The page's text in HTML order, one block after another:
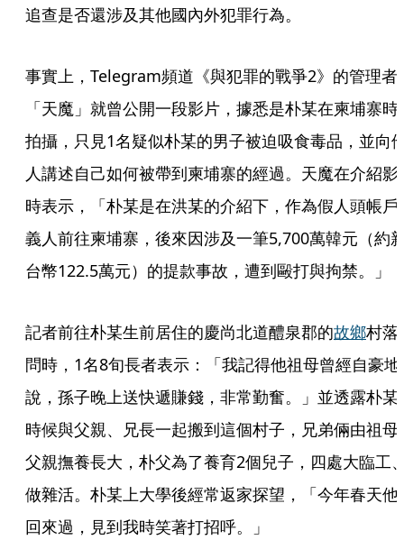
追查是否還涉及其他國內外犯罪行為。
事實上，Telegram頻道《與犯罪的戰爭2》的管理者
「天魔」就曾公開一段影片，據悉是朴某在柬埔寨時
拍攝，只見1名疑似朴某的男子被迫吸食毒品，並向
人講述自己如何被帶到柬埔寨的經過。天魔在介紹影
時表示，「朴某是在洪某的介紹下，作為假人頭帳戶
義人前往柬埔寨，後來因涉及一筆5,700萬韓元（約
台幣122.5萬元）的提款事故，遭到毆打與拘禁。」
記者前往朴某生前居住的慶尚北道醴泉郡的故鄉村落
問時，1名8旬長者表示：「我記得他祖母曾經自豪地
說，孫子晚上送快遞賺錢，非常勤奮。」並透露朴某
時候與父親、兄長一起搬到這個村子，兄弟倆由祖母
父親撫養長大，朴父為了養育2個兒子，四處大臨工
做雜活。朴某上大學後經常返家探望，「今年春天他
回來過，見到我時笑著打招呼。」